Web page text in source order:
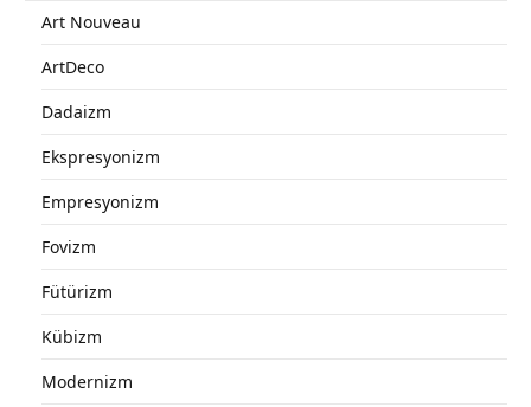
Art Nouveau
ArtDeco
Dadaizm
Ekspresyonizm
Empresyonizm
Fovizm
Fütürizm
Kübizm
Modernizm